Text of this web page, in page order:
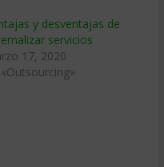
y desventajas de
servicios
17, 2020
«Outsourcing»